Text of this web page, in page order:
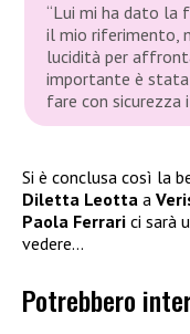
“Lui mi ha dato la
il mio riferimento,
lucidità per
importante è
fare con sicurezza
Si è conclusa così la
Diletta Leotta a
Paola Ferrari ci sarà
vedere…
Potrebbero